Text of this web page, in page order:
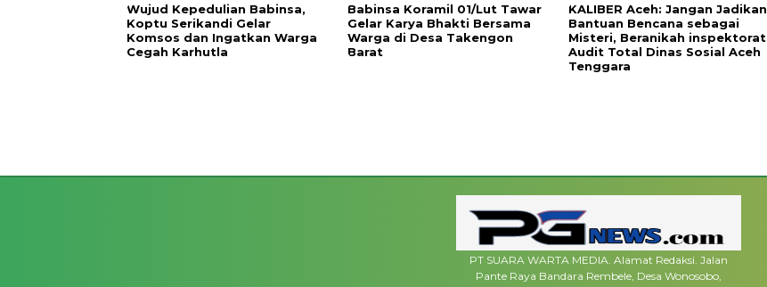
‎Wujud Kepedulian Babinsa,
Koptu Serikandi Gelar
Komsos dan Ingatkan Warga
Cegah Karhutla ‎
‎Babinsa Koramil 01/Lut Tawar
Gelar Karya Bhakti Bersama
Warga di Desa Takengon
Barat
KALIBER Aceh: Jangan Jadikan
Bantuan Bencana sebagai
Misteri, Beranikah inspektorat
Audit Total Dinas Sosial Aceh
Tenggara
PT SUARA WARTA MEDIA. Alamat Redaksi. Jalan
Pante Raya Bandara Rembele, Desa Wonosobo,